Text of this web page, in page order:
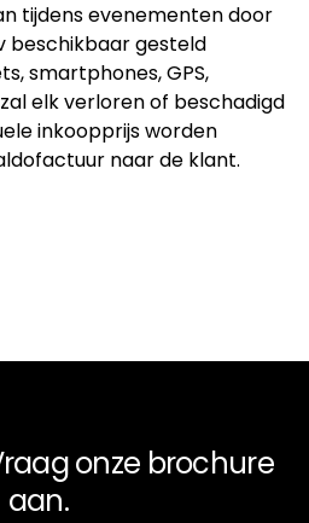
tijdens evenementen door
beschikbaar gesteld
smartphones, GPS,
elk verloren of beschadigd
inkoopprijs worden
naar de klant.
onze brochure
aan.